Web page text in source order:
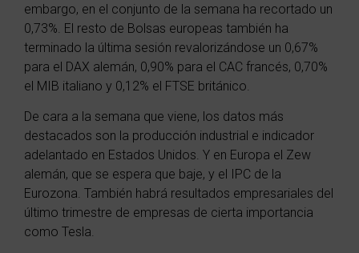
embargo, en el conjunto de la semana ha recortado un
0,73%. El resto de Bolsas europeas también ha
terminado la última sesión revalorizándose un 0,67%
para el DAX alemán, 0,90% para el CAC francés, 0,70%
el MIB italiano y 0,12% el FTSE británico.
De cara a la semana que viene, los datos más
destacados son la producción industrial e indicador
adelantado en Estados Unidos. Y en Europa el Zew
alemán, que se espera que baje, y el IPC de la
Eurozona. También habrá resultados empresariales del
último trimestre de empresas de cierta importancia
como Tesla.